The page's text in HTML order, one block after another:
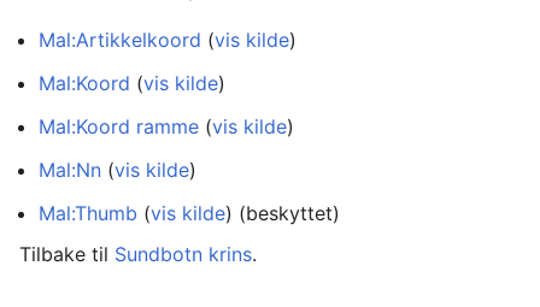
Mal:Artikkelkoord (vis kilde)
Mal:Koord (vis kilde)
Mal:Koord ramme (vis kilde)
Mal:Nn (vis kilde)
Mal:Thumb (vis kilde) (beskyttet)
Tilbake til Sundbotn krins.